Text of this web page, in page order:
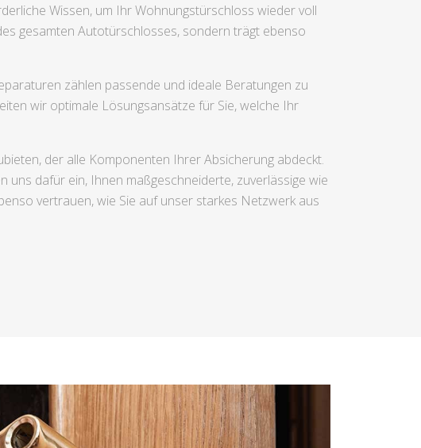
Wissen, um Ihr Wohnungstürschloss wieder voll
gesamten Autotürschlosses, sondern trägt ebenso
zählen passende und ideale Beratungen zu
wir optimale Lösungsansätze für Sie, welche Ihr
der alle Komponenten Ihrer Absicherung abdeckt.
uns dafür ein, Ihnen maßgeschneiderte, zuverlässige wie
vertrauen, wie Sie auf unser starkes Netzwerk aus